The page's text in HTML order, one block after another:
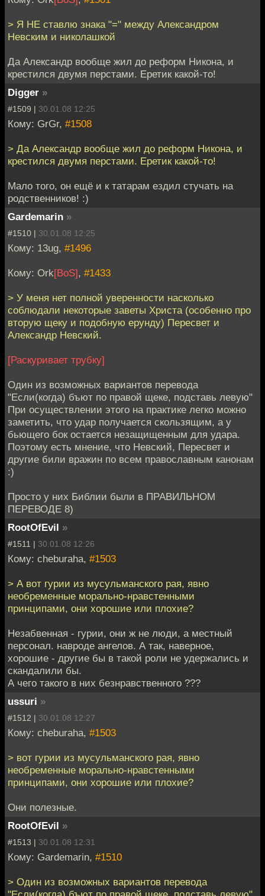
> Я НЕ ставлю знака "=" между Александром
Невским и николашкой
Да Александр вообще жил до реформ Никона, и
крестился двумя перстами. Еретик какой-то!
Digger »
#1509 | 30.01.08 12:25
Кому: GrGr, #1508
> Да Александр вообще жил до реформ Никона, и
крестился двумя перстами. Еретик какой-то!
Мало того, он ещё и к татарам ездил стучать на
родственников! :)
Gardemarin »
#1510 | 30.01.08 12:25
Кому: 13ug, #1496
Кому: Ork[BoS], #1433
> У меня нет полной уверенности насколько
соблюдали некоторые заветы Христа (особенно про
вторую щеку и подобную ерунду) Пересвет и
Александр Невский.
[Раскуривает трубку]
Один из возможных вариантов перевода
"Если(когда) бъют по правой щеке, подставь левую"
При осуществлении этого на практике легко можно
заметить, что удар получается скользящим, а у
бьющего бок остается незащищенным для удара.
Поэтому есть мнение, что Невский, Пересвет и
другие били вражин по всем православным канонам
:)
Просто у них Библии были в ПРАВИЛЬНОМ
ПЕРЕВОДЕ 8)
RootOfEvil »
#1511 | 30.01.08 12:26
Кому: cheburaha, #1503
> А вот гурии из мусульманского рая, явно
необременные морально-нравстенными
принципами, они хорошие или плохие?
Незабвенная - гурии, они ж не люди, а местный
персонал. навроде ангелов. А так, наверное,
хорошие - другие бы в такой роли не удержались и
скандалили бы.
А чего такого в них безнравственного ???
ussuri »
#1512 | 30.01.08 12:27
Кому: cheburaha, #1503
> вот гурии из мусульманского рая, явно
необременные морально-нравстенными
принципами, они хорошие или плохие?
Они полезные.
RootOfEvil »
#1513 | 30.01.08 12:31
Кому: Gardemarin, #1510
> Один из возможных вариантов перевода